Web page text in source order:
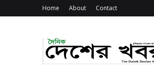
Home About Contact